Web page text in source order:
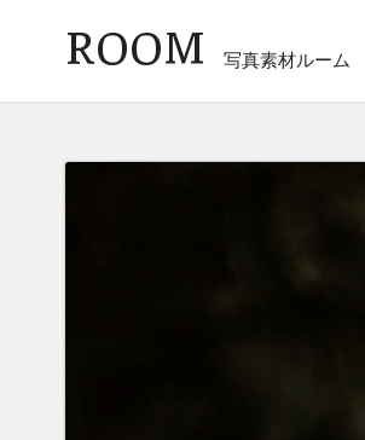
ROOM 写真素材ルーム